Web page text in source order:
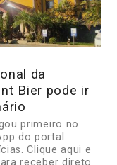
da
Bier pode ir
primeiro no
do portal
Clique aqui e
receber direto